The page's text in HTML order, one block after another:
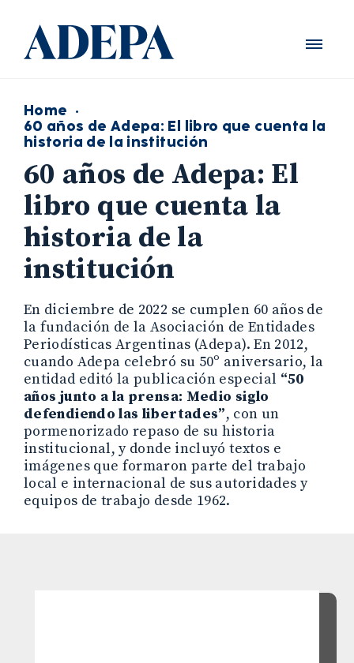
Home ·
60 años de Adepa: El libro que cuenta la
historia de la institución
60 años de Adepa: El
libro que cuenta la
historia de la
institución
En diciembre de 2022 se cumplen 60 años de
la fundación de la Asociación de Entidades
Periodísticas Argentinas (Adepa). En 2012,
cuando Adepa celebró su 50º aniversario, la
entidad editó la publicación especial “50
años junto a la prensa: Medio siglo
defendiendo las libertades”, con un
pormenorizado repaso de su historia
institucional, y donde incluyó textos e
imágenes que formaron parte del trabajo
local e internacional de sus autoridades y
equipos de trabajo desde 1962.